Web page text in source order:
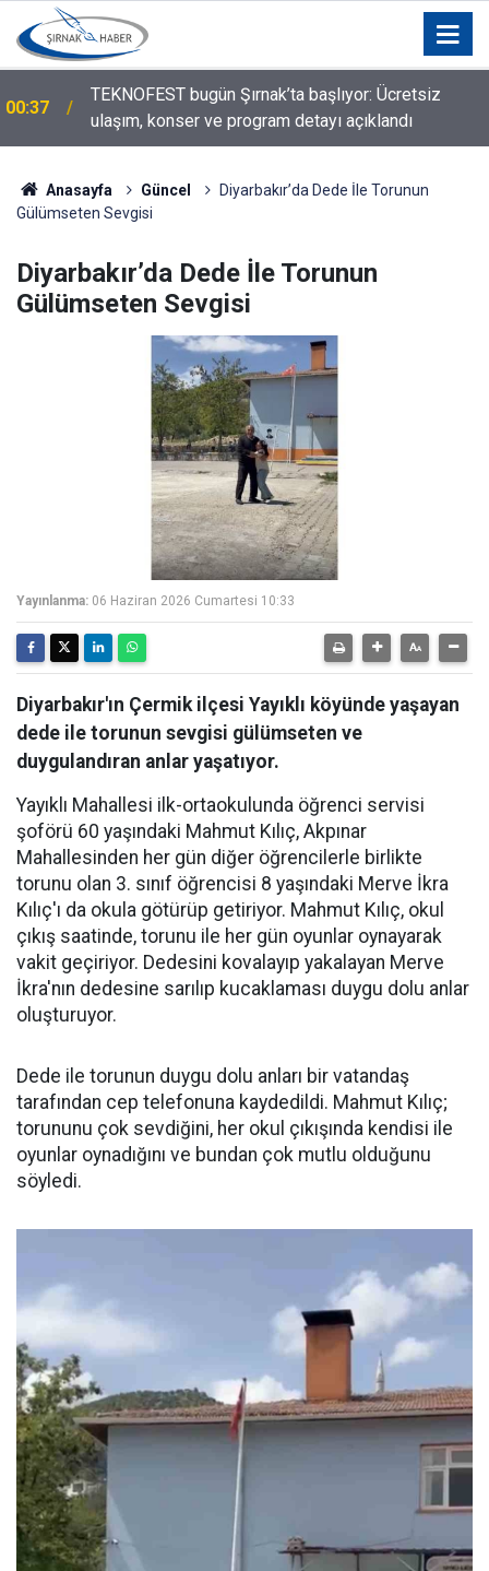
00:23
Silopi Belediyesi'nden Sınır Değişikliği Açıklaması:
O Mahalleler İçin Karar Verildi!
Anasayfa Güncel
Diyarbakır’da Dede İle Torunun
Gülümseten Sevgisi
Diyarbakır’da Dede İle Torunun
Gülümseten Sevgisi
Yayınlanma: 06 Haziran 2026 Cumartesi 10:33
Diyarbakır'ın Çermik ilçesi Yayıklı köyünde yaşayan
dede ile torunun sevgisi gülümseten ve
duygulandıran anlar yaşatıyor.
Yayıklı Mahallesi ilk-ortaokulunda öğrenci servisi
şoförü 60 yaşındaki Mahmut Kılıç, Akpınar
Mahallesinden her gün diğer öğrencilerle birlikte
torunu olan 3. sınıf öğrencisi 8 yaşındaki Merve İkra
Kılıç'ı da okula götürüp getiriyor. Mahmut Kılıç, okul
çıkış saatinde, torunu ile her gün oyunlar oynayarak
vakit geçiriyor. Dedesini kovalayıp yakalayan Merve
İkra'nın dedesine sarılıp kucaklaması duygu dolu anlar
oluşturuyor.
Dede ile torunun duygu dolu anları bir vatandaş
tarafından cep telefonuna kaydedildi. Mahmut Kılıç;
torununu çok sevdiğini, her okul çıkışında kendisi ile
oyunlar oynadığını ve bundan çok mutlu olduğunu
söyledi.